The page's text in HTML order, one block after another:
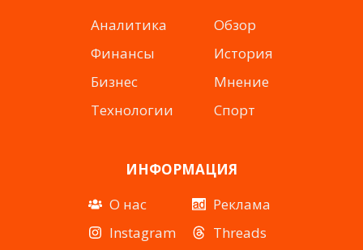
Аналитика
Финансы
Бизнес
Технологии
Обзор
История
Мнение
Спорт
ИНФОРМАЦИЯ
О нас
Instagram
Реклама
Threads